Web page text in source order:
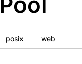
posix web